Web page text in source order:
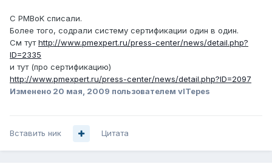
С PMBoK списали.
Более того, содрали систему сертификации один в один.
См тутhttp://www.pmexpert.ru/press-center/news/detail.php?
ID=2335
и тут (про сертификацию)
http://www.pmexpert.ru/press-center/news/detail.php?ID=2097
Изменено 20 мая, 2009 пользователем vlTepes
Вставить ник Цитата